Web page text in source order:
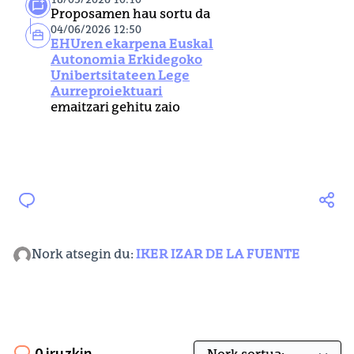
Proposamen hau sortu da
04/06/2026 12:50
EHUren ekarpena Euskal
Autonomia Erkidegoko
Unibertsitateen Lege
Aurreproiektuari
emaitzari gehitu zaio
Nork atsegin du: IKER IZAR DE LA FUENTE